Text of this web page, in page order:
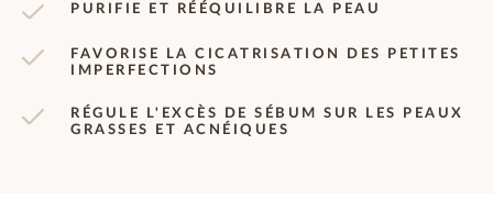
PURIFIE ET RÉÉQUILIBRE LA PEAU
FAVORISE LA CICATRISATION DES PETITES
IMPERFECTIONS
RÉGULE L'EXCÈS DE SÉBUM SUR LES PEAUX
GRASSES ET ACNÉIQUES